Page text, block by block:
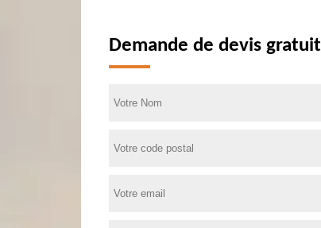
Demande de devis gratuit